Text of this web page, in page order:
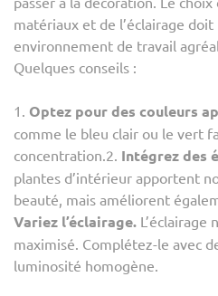
matériaux et de l’éclairage
environnement de travail
Quelques conseils :
1. Optez pour des couleurs
comme le bleu clair ou le vert
concentration.2. Intégrez des
plantes d’intérieur apportent
beauté, mais améliorent
Variez l’éclairage.
maximisé. Complétez-le avec
luminosité homogène.